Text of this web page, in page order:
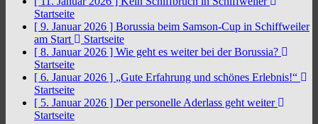
Startseite
[ 9. Januar 2026 ] Borussia beim Samson-Cup in Schiffweiler
am Start
Startseite
[ 8. Januar 2026 ] Wie geht es weiter bei der Borussia?
Startseite
[ 6. Januar 2026 ] „Gute Erfahrung und schönes Erlebnis!“
Startseite
[ 5. Januar 2026 ] Der personelle Aderlass geht weiter
Startseite